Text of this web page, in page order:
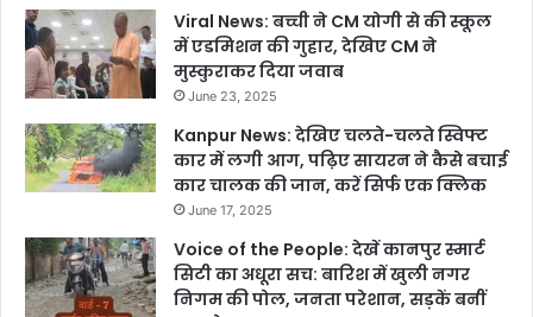
Viral News: बच्ची ने CM योगी से की स्कूल
में एडमिशन की गुहार, देखिए CM ने
मुस्कुराकर दिया जवाब
June 23, 2025
Kanpur News: देखिए चलते-चलते स्विफ्ट
कार में लगी आग, पढ़िए सायरन ने कैसे बचाई
कार चालक की जान, करें सिर्फ एक क्लिक
June 17, 2025
Voice of the People: देखें कानपुर स्मार्ट
सिटी का अधूरा सच: बारिश में खुली नगर
निगम की पोल, जनता परेशान, सड़कें बनीं